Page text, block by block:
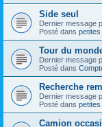
Side seul
Dernier message
Posté dans
Tour du
Dernier message
Posté dans
Recherche
Dernier message
Posté dans
Camion